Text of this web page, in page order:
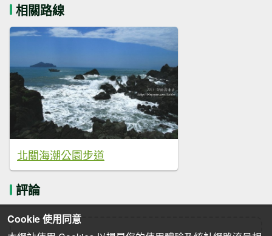
相關路線
北關海潮公園步道
評論
Cookie 使用同意